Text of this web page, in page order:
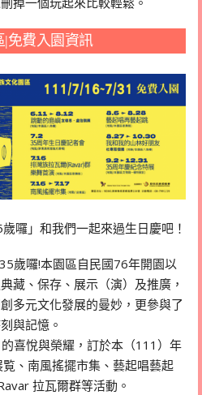
|免費入園資訊
囉」和我們一起來過生日慶吧！
囉!本園區自民國76年開園以
藏、保存、展示（演）及推廣，
多元文化發展的曼妙，更參與了
與記憶。
悅與榮耀，訂於本（111）年
、南風搖擺市集、藝起唱藝起
拉瓦爾群等活動。